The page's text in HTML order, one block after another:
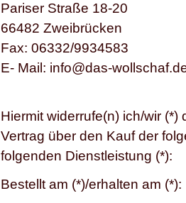
Pariser Straße 18-20
66482 Zweibrücken
Fax: 06332/9934583
E- Mail: info@das-
Hiermit widerrufe(n) ich/wir
Vertrag über den Kauf der
folgenden Dienstleistung (*):
Bestellt am (*)/erhalten am (*):